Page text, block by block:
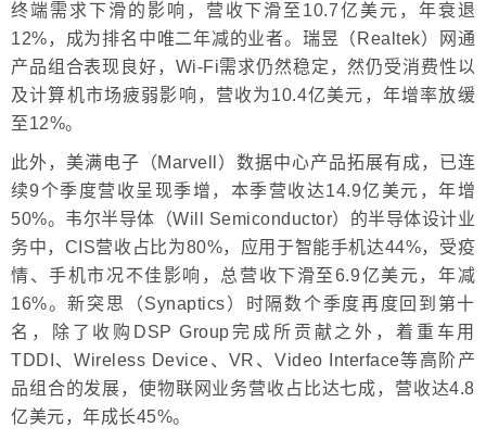
终端需求下滑的影响，营收下滑至10.7亿美元，年衰退
12%，成为排名中唯二年减的业者。瑞昱（Realtek）网通
产品组合表现良好，Wi-Fi需求仍然稳定，然仍受消费性以
及计算机市场疲弱影响，营收为10.4亿美元，年增率放缓
至12%。
此外，美满电子（Marvell）数据中心产品拓展有成，已连
续9个季度营收呈现季增，本季营收达14.9亿美元，年增
50%。韦尔半导体（Will Semiconductor）的半导体设计业
务中，CIS营收占比为80%，应用于智能手机达44%，受疫
情、手机市况不佳影响，总营收下滑至6.9亿美元，年减
16%。新突思（Synaptics）时隔数个季度再度回到第十
名，除了收购DSP Group完成所贡献之外，着重车用
TDDI、Wireless Device、VR、Video Interface等高阶产
品组合的发展，使物联网业务营收占比达七成，营收达4.8
亿美元，年成长45%。